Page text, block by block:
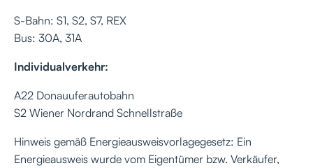
S-Bahn: S1, S2, S7, REX
Bus: 30A, 31A
Individualverkehr:
A22 Donauuferautobahn
S2 Wiener Nordrand Schnellstraße
Hinweis gemäß Energieausweisvorlagegesetz: Ein
Energieausweis wurde vom Eigentümer bzw. Verkäufer,